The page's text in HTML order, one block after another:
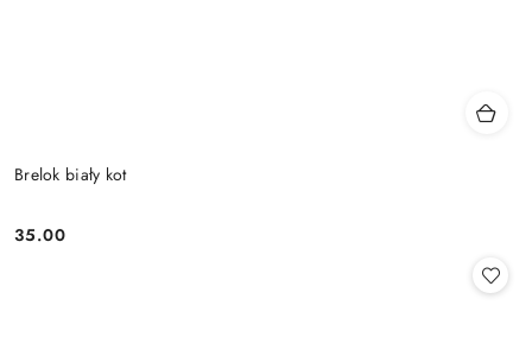
Brelok biały kot
Cena:
35.00